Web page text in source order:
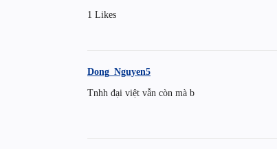
1 Likes
Dong_Nguyen5
Tnhh đại việt vẫn còn mà b